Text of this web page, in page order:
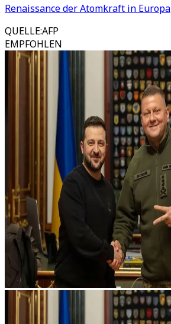
Renaissance der Atomkraft in Europa
QUELLE:AFP
EMPFOHLEN